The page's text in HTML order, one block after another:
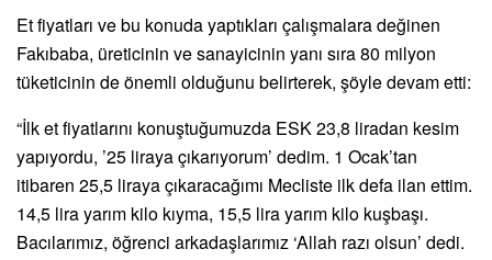
Et fiyatları ve bu konuda yaptıkları çalışmalara değinen
Fakıbaba, üreticinin ve sanayicinin yanı sıra 80 milyon
tüketicinin de önemli olduğunu belirterek, şöyle devam etti:
“İlk et fiyatlarını konuştuğumuzda ESK 23,8 liradan kesim
yapıyordu, ’25 liraya çıkarıyorum’ dedim. 1 Ocak’tan
itibaren 25,5 liraya çıkaracağımı Mecliste ilk defa ilan ettim.
14,5 lira yarım kilo kıyma, 15,5 lira yarım kilo kuşbaşı.
Bacılarımız, öğrenci arkadaşlarımız ‘Allah razı olsun’ dedi.